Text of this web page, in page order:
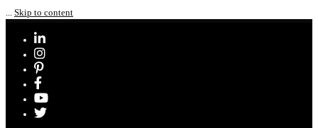
... Skip to content